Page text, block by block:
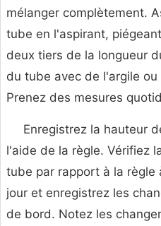
mélanger complètement.
tube en l'aspirant,
deux tiers de la longueur
du tube avec de l'argile ou
Prenez des mesures
Enregistrez la hauteur
l'aide de la règle. Vérifiez
tube par rapport à la règle
jour et enregistrez les
de bord. Notez les